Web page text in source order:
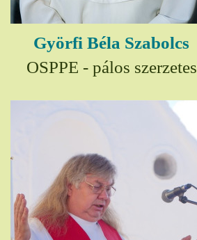
Györfi Béla Szabolcs
OSPPE - pálos szerzetes